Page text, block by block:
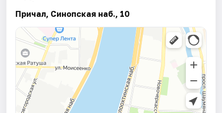
Причал, Синопская наб., 10